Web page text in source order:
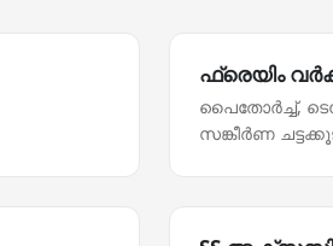
ഫ്രെയിം
പൈതോര്‍ച്ച്,
സങ്കീര്‍ണ